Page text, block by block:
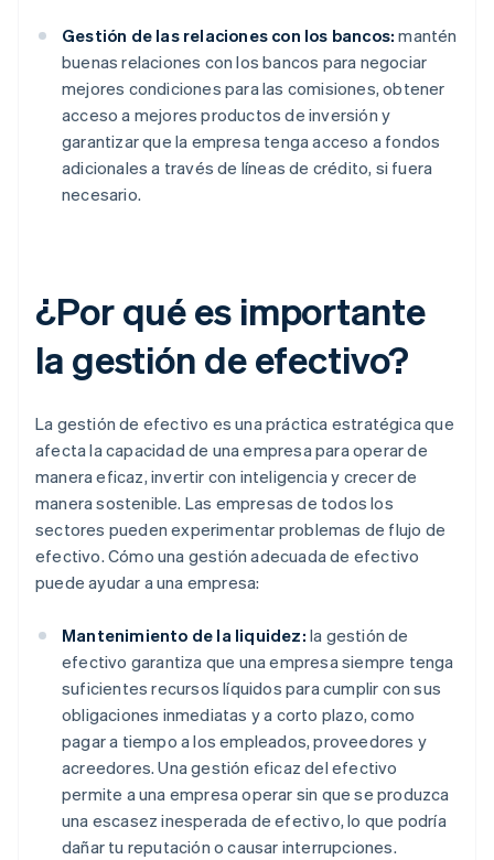
Gestión de las relaciones con los bancos: mantén
buenas relaciones con los bancos para negociar
mejores condiciones para las comisiones, obtener
acceso a mejores productos de inversión y
garantizar que la empresa tenga acceso a fondos
adicionales a través de líneas de crédito, si fuera
necesario.
¿Por qué es importante
la gestión de efectivo?
La gestión de efectivo es una práctica estratégica que
afecta la capacidad de una empresa para operar de
manera eficaz, invertir con inteligencia y crecer de
manera sostenible. Las empresas de todos los
sectores pueden experimentar problemas de flujo de
efectivo. Cómo una gestión adecuada de efectivo
puede ayudar a una empresa:
Mantenimiento de la liquidez: la gestión de
efectivo garantiza que una empresa siempre tenga
suficientes recursos líquidos para cumplir con sus
obligaciones inmediatas y a corto plazo, como
pagar a tiempo a los empleados, proveedores y
acreedores. Una gestión eficaz del efectivo
permite a una empresa operar sin que se produzca
una escasez inesperada de efectivo, lo que podría
dañar tu reputación o causar interrupciones.